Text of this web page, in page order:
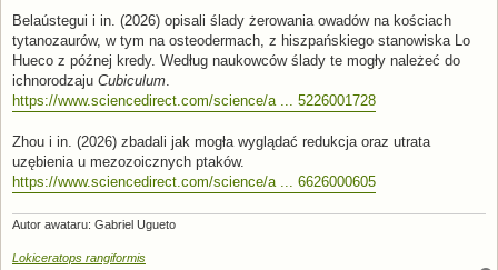
Belaústegui i in. (2026) opisali ślady żerowania owadów na kościach
tytanozaurów, w tym na osteodermach, z hiszpańskiego stanowiska Lo
Hueco z późnej kredy. Według naukowców ślady te mogły należeć do
ichnorodzaju Cubiculum.
https://www.sciencedirect.com/science/a ... 5226001728
Zhou i in. (2026) zbadali jak mogła wyglądać redukcja oraz utrata
uzębienia u mezozoicznych ptaków.
https://www.sciencedirect.com/science/a ... 6626000605
Autor awataru: Gabriel Ugueto
Lokiceratops rangiformis